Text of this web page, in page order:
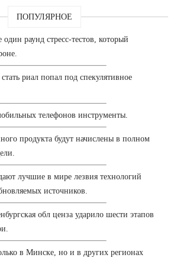
ПОПУЛЯРНОЕ
раунд стресс-тестов, который
риал попал под спекулятивное
телефонов инструменты.
продукта будут начислены в полном
лучшие в мире лезвия технологий
источников.
обл ценза ударило шести этапов
в Минске, но и в других регионах